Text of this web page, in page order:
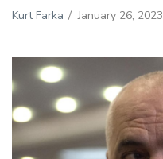
Kurt Farka / January 26, 2023